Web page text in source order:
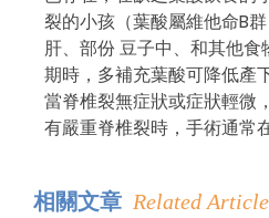
裂的小孩（葉酸屬維他命B群
肝、部份 豆子中、和其他
期時，多補充葉酸可降低產
當脊椎裂無症狀或症狀輕微
有嚴重脊椎裂時，手術通常
相關文章 Related